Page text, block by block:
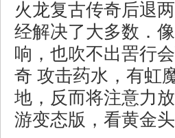
火龙复古传奇后退
经解决了大多数．
响，也吹不出罟行
奇 攻击药水，有虹
地，反而将注意力
游变态版，看黄金